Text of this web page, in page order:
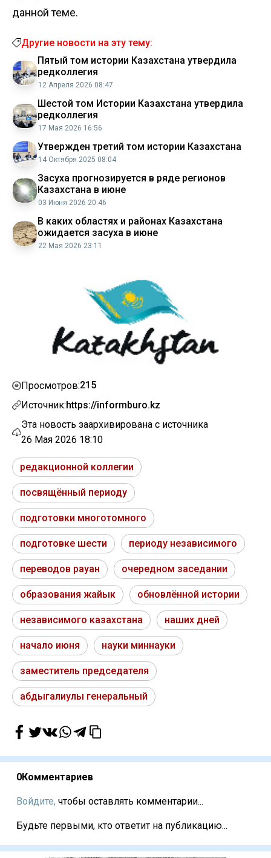
данной теме.
Другие новости на эту тему:
Пятый том истории Казахстана утвердила
редколлегия
12 Апреля 2026 08:47
Шестой том Истории Казахстана утвердила
редколлегия
17 Мая 2026 16:56
Утвержден третий том истории Казахстана
14 Октября 2025 08:04
Засуха прогнозируется в ряде регионов
Казахстана в июне
03 Июня 2026 20:46
В каких областях и районах Казахстана
ожидается засуха в июне
22 Мая 2026 23:11
Просмотров:215
Источник:https://informburo.kz
Эта новость заархивирована с источника
26 Мая 2026 18:10
редакционной коллегии
посвящённый периоду
подготовки многотомного
подготовке шести периоду независимого
переводов рауан очередном заседании
образования жайык обновлённой истории
независимого казахстана наших дней
начало июня науки миннауки
заместитель председателя
абдыгалиулы генеральный
0Комментариев
Войдите, чтобы оставлять комментарии...
Будьте первыми, кто ответит на публикацию...